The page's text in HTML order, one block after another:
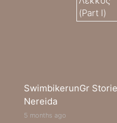
SwimbikerunGr
Nereida
5 months ago